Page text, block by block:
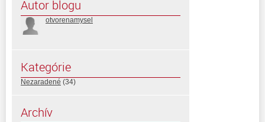
Autor blogu
otvorenamysel
Kategórie
Nezaradené (34)
Archív